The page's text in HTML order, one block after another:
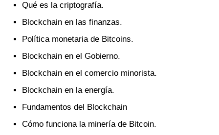
Qué es la criptografía.
Blockchain en las finanzas.
Política monetaria de Bitcoins.
Blockchain en el Gobierno.
Blockchain en el comercio minorista.
Blockchain en la energía.
Fundamentos del Blockchain
Cómo funciona la minería de Bitcoin.